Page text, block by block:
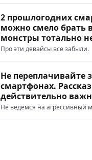
2 прошлогодних
можно смело брать
монстры тотально
Про эти девайсы все забыли.
Не переплачивайте
смартфонах.
действительно
Не ведемся на агрессивный